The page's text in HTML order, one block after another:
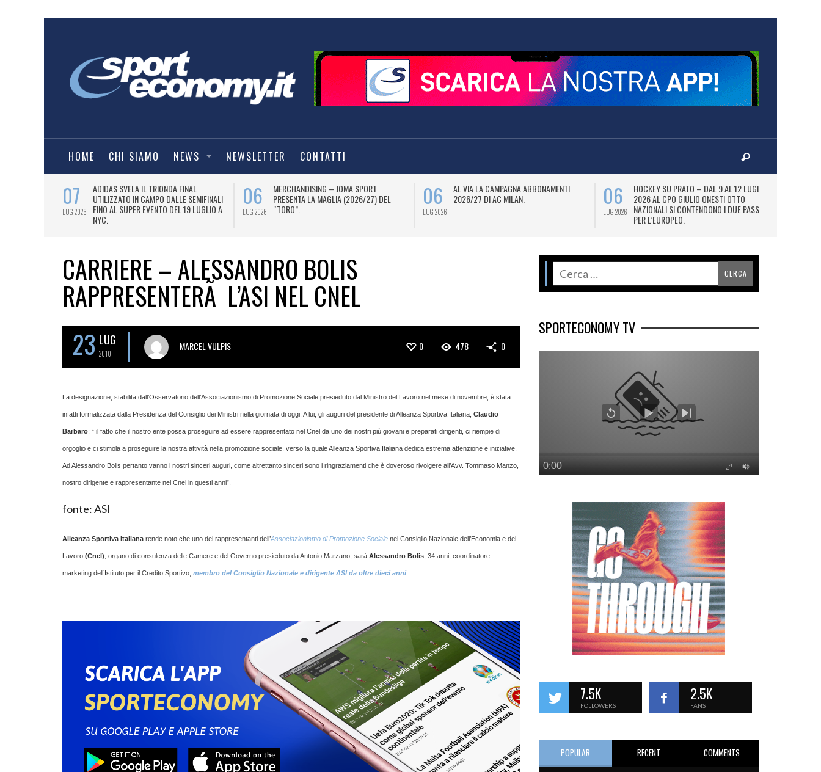
HOME CHI SIAMO NEWS NEWSLETTER CONTATTI
07
LUG 2026
ADIDAS SVELA IL TRIONDA FINAL
UTILIZZATO IN CAMPO DALLE SEMIFINALI
FINO AL SUPER EVENTO DEL 19 LUGLIO A
NYC.
06
LUG 2026
MERCHANDISING – JOMA SPORT
PRESENTA LA MAGLIA (2026/27) DEL
“TORO”.
06
LUG 2026
AL VIA LA CAMPAGNA ABBONAMENTI
2026/27 DI AC MILAN.
06
LUG 2026
HOCKEY SU PRATO – DAL 9 AL 12 LUGLIO
2026 AL CPO GIULIO ONESTI OTTO
NAZIONALI SI CONTENDONO I DUE PASS
PER L’EUROPEO.
CARRIERE – ALESSANDRO BOLIS
RAPPRESENTERÃ L’ASI NEL CNEL
23 LUG
2010
MARCEL VULPIS 0 478 0
La designazione, stabilita dall’Osservatorio dell’Associazionismo di Promozione Sociale presieduto dal Ministro del Lavoro nel mese di novembre, è stata
infatti formalizzata dalla Presidenza del Consiglio dei Ministri nella giornata di oggi. A lui, gli auguri del presidente di Alleanza Sportiva Italiana, Claudio
Barbaro: “ il fatto che il nostro ente possa proseguire ad essere rappresentato nel Cnel da uno dei nostri più giovani e preparati dirigenti, ci riempie di
orgoglio e ci stimola a proseguire la nostra attività nella promozione sociale, verso la quale Alleanza Sportiva Italiana dedica estrema attenzione e iniziative.
Ad Alessandro Bolis pertanto vanno i nostri sinceri auguri, come altrettanto sinceri sono i ringraziamenti che è doveroso rivolgere all’Avv. Tommaso Manzo,
nostro dirigente e rappresentante nel Cnel in questi anni”.
fonte: ASI
Alleanza Sportiva Italiana rende noto che uno dei rappresentanti dell’Associazionismo di Promozione Sociale nel Consiglio Nazionale dell’Economia e del
Lavoro (Cnel) , organo di consulenza delle Camere e del Governo presieduto da Antonio Marzano, sarà Alessandro Bolis , 34 anni, coordinatore
marketing dell’Istituto per il Credito Sportivo, membro del Consiglio Nazionale e dirigente ASI da oltre dieci anni
SPORTECONOMY TV
7.5K
FOLLOWERS
2.5K
FANS
POPULAR RECENT COMMENTS